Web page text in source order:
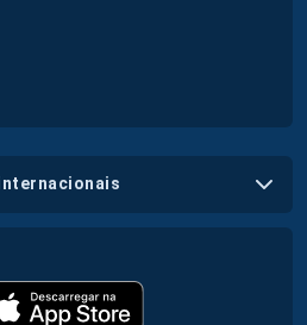
internacionais